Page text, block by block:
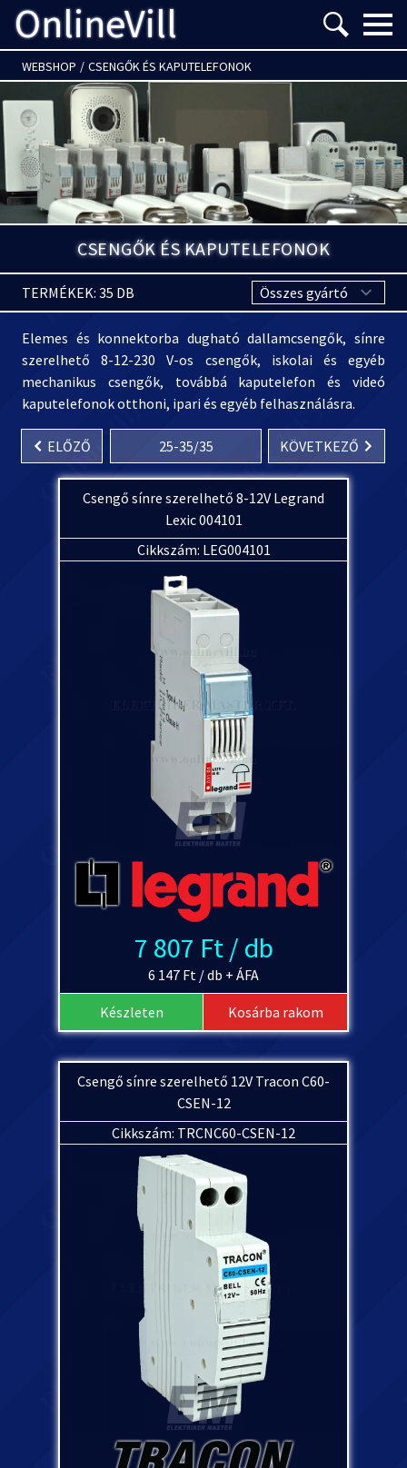
OnlineVill Menü
WEBSHOP / CSENGŐK ÉS KAPUTELEFONOK
CSENGŐK ÉS KAPUTELEFONOK
TERMÉKEK: 35 DB
Elemes és konnektorba dugható dallamcsengők, sínre
szerelhető 8-12-230 V-os csengők, iskolai és egyéb
mechanikus csengők, továbbá kaputelefon és videó
kaputelefonok otthoni, ipari és egyéb felhasználásra.
ELŐZŐ 25-35/35 KÖVETKEZŐ
Csengő sínre szerelhető 8-12V Legrand
Lexic 004101
Cikkszám: LEG004101
7 807 Ft / db
6 147 Ft / db + ÁFA
Készleten Kosárba rakom
Csengő sínre szerelhető 12V Tracon C60-
CSEN-12
Cikkszám: TRCNC60-CSEN-12